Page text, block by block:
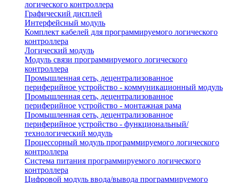
логического контроллера
Графический дисплей
Интерфейсный модуль
Комплект кабелей для программируемого логического
контроллера
Логический модуль
Модуль связи программируемого логического
контроллера
Промышленная сеть, децентрализованное
периферийное устройство - коммуникационный модуль
Промышленная сеть, децентрализованное
периферийное устройство - монтажная рама
Промышленная сеть, децентрализованное
периферийное устройство - функциональный/
технологический модуль
Процессорный модуль программируемого логического
контроллера
Система питания программируемого логического
контроллера
Цифровой модуль ввода/вывода программируемого